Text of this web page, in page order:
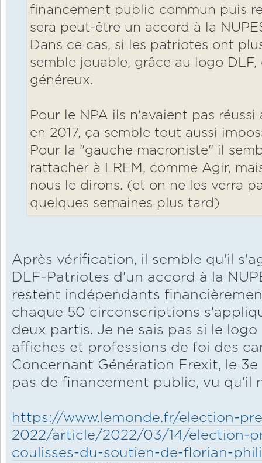
financement public commun puis
sera peut-être un accord à la
Dans ce cas, si les patriotes ont
semble jouable, grâce au logo
généreux.
Pour le NPA ils n'avaient pas
en 2017, ça semble tout aussi
Pour la "gauche macroniste" il
rattacher à LREM, comme Agir,
nous le dirons. (et on ne les verra
quelques semaines plus tard)
Après vérification, il semble qu'il
DLF-Patriotes d'un accord à la
restent indépendants
chaque 50 circonscriptions
deux partis. Je ne sais pas si le
affiches et professions de foi des
Concernant Génération Frexit, le
pas de financement public, vu qu'il
https://www.lemonde.fr/election-
2022/article/2022/03/14/election-
coulisses-du-soutien-de-florian-